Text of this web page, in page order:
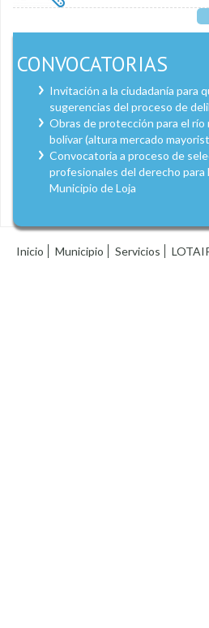
CONVOCATORIAS
Invitación a la ciudadanía para
sugerencias del proceso de
Obras de protección para el
bolívar (altura mercado
Convocatoria a proceso de
profesionales del derecho
Municipio de Loja
Inicio Municipio Servicios